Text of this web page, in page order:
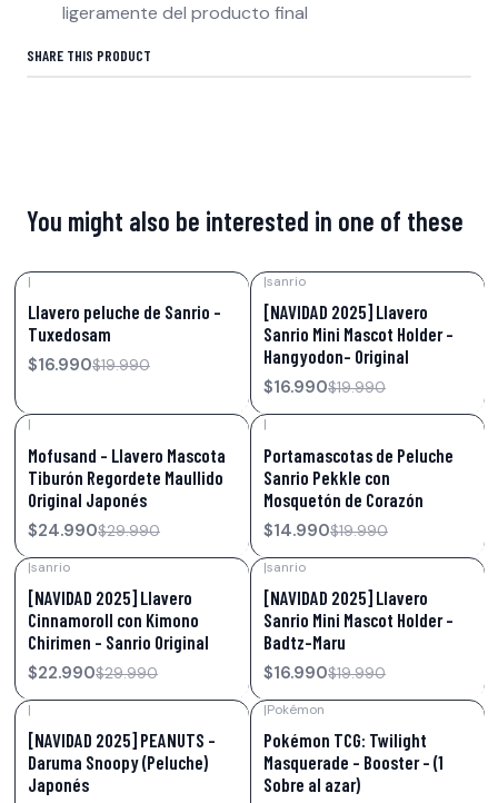
ligeramente del producto final
SHARE THIS PRODUCT
You might also be interested in one of these
|
Llavero peluche de Sanrio –
Tuxedosam
$16.990$19.990
|sanrio
[NAVIDAD 2025] Llavero
Sanrio Mini Mascot Holder –
Hangyodon- Original
$16.990$19.990
|
Mofusand – Llavero Mascota
Tiburón Regordete Maullido
Original Japonés
$24.990$29.990
|
Portamascotas de Peluche
Sanrio Pekkle con
Mosquetón de Corazón
$14.990$19.990
|sanrio
[NAVIDAD 2025] Llavero
Cinnamoroll con Kimono
Chirimen – Sanrio Original
$22.990$29.990
|sanrio
[NAVIDAD 2025] Llavero
Sanrio Mini Mascot Holder –
Badtz-Maru
$16.990$19.990
|
[NAVIDAD 2025] PEANUTS –
Daruma Snoopy (Peluche)
Japonés
|Pokémon
Pokémon TCG: Twilight
Masquerade – Booster - (1
Sobre al azar)